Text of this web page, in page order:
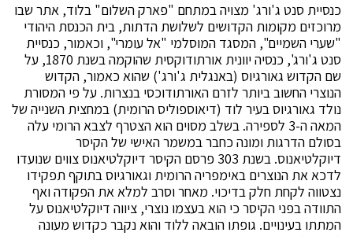
כנסיית סנט ג'ורג' מצויה במתחם "פארק השלום" בלוד, אתר שבו
מרוכזים מקומות הקדושים לשלושת הדתות, בית הכנסת היהודי
"שערי השמיים", המסגד המוסלמי "אל עומרי", וכאמור, כנסיית
סנט ג'ורג', כנסיה יוונית אורתודוקסית שהוקמה בשנת 1870, על
שם הקדוש גאורגיוס (באנגלית ג'ורג') שהוא כאמור, הקדוש
הנוצרי החשוב ביותר לזרם האורתודוכסי בנצרות. על פי המסורת
נולד גאורגיוס בעיר לוד (דיאוספוליס הרומית) במחצית השנייה של
המאה ה-3 לספירה. בשלב מסוים הוא הצטרף לצבא הרומי עלה
בסולם הדרגות ומונה כחבר במשמר האישי של הקיסר
דיוקלטיאנוס. בשנת 303 פרסם הקיסר דיוקלטיאנוס צווים שנועדו
לדכא את הנוצרים באימפריה הרומית וגאורגיוס בתוקף תפקידו
נצטווה לקחת חלק בדיכוי. מאחר וסרב למלא את הפקודה ואף
התוודה בפני הקיסר כי הוא בעצמו נוצרי, ציווה דיוקלטיאנוס על
המתתו בעינויים. גופתו הובאה ללוד והוא נקבר כקדוש מעונה